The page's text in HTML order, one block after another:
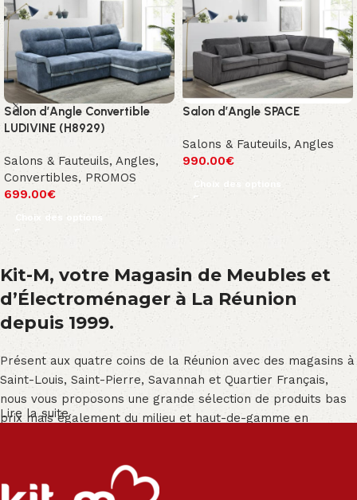
Salon d’Angle Convertible
LUDIVINE (H8929)
Salons & Fauteuils, Angles,
Convertibles, PROMOS
699.00€
Choix des options
Salon d’Angle SPACE
Salons & Fauteuils, Angles
990.00€
Choix des options
Kit-M, votre Magasin de Meubles et
d’Électroménager à La Réunion
depuis 1999.
Présent aux quatre coins de la Réunion avec des magasins à
Saint-Louis, Saint-Pierre, Savannah et Quartier Français,
nous vous proposons une grande sélection de produits bas
prix mais également du milieu et haut-de-gamme en
Salon angle - Salon convertible - Salon relax - Canapé -
Canapé lit - Cuisine sur-mesure - Fauteuil - Armoire - Table
Lire la suite